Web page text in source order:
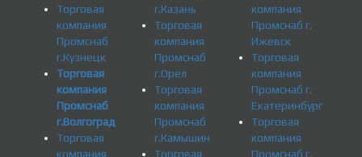
Торговая
компания
Промснаб
г.Кузнецк
Торговая
компания
Промснаб
г.Волгоград
Торговая
компания
г.Казань
Торговая
компания
Промснаб
г.Орел
Торговая
компания
Промснаб
г.Камышин
Торговая
компания
Промснаб г.
Ижевск
Торговая
компания
Промснаб г.
Екатеринбург
Торговая
компания
Промснаб г.